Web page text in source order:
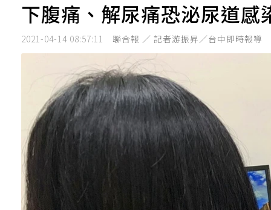
下腹痛、解尿痛恐泌尿道
2021-04-14 08:57:11 聯合報 ／ 記者游振昇／台中即時報導